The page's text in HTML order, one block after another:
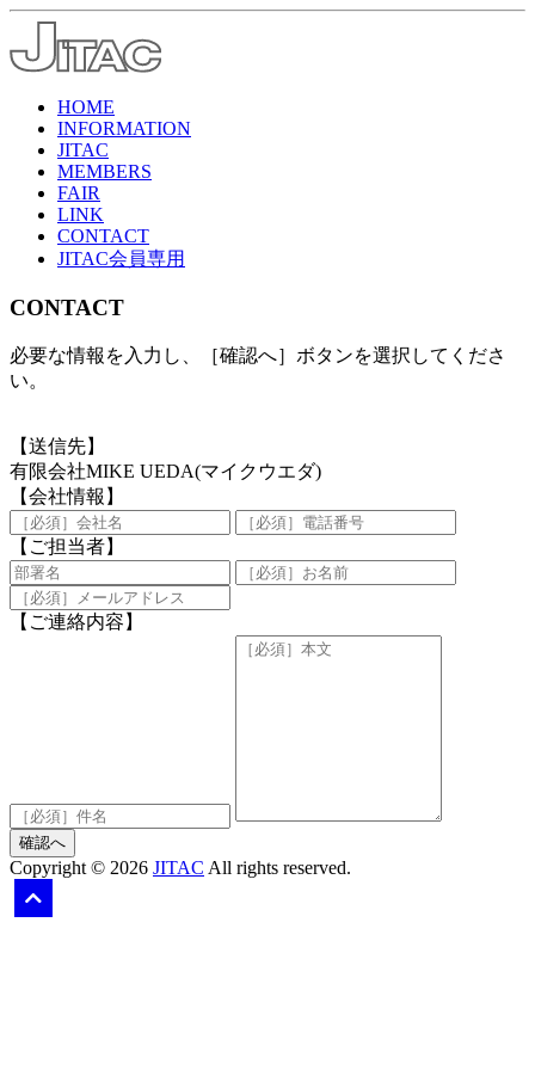
HOME
INFORMATION
JITAC
MEMBERS
FAIR
LINK
CONTACT
JITAC会員専用
CONTACT
必要な情報を入力し、［確認へ］ボタンを選択してくださ
い。
【送信先】
有限会社MIKE UEDA(マイクウエダ)
【会社情報】
【ご担当者】
【ご連絡内容】
確認へ
Copyright © 2026 JITAC All rights reserved.